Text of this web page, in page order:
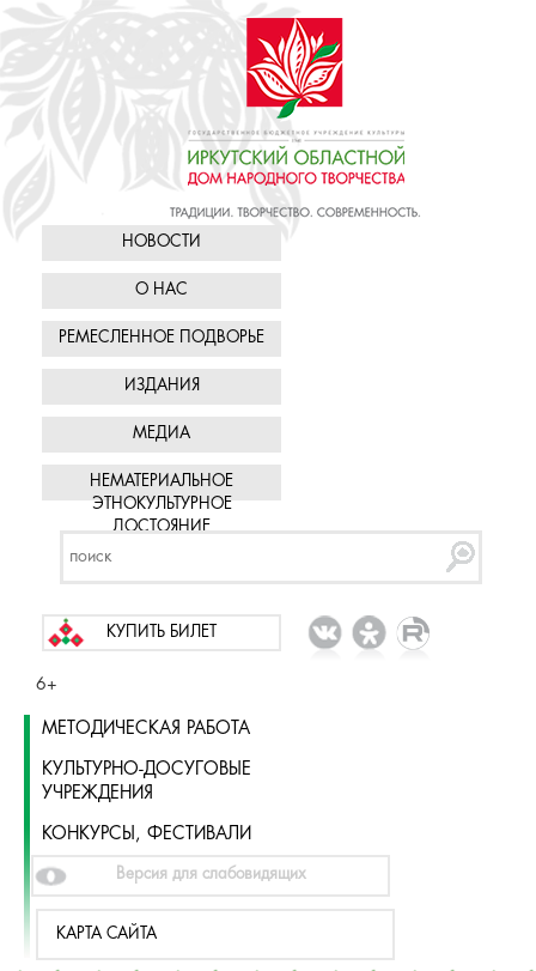
НОВОСТИ
О НАС
РЕМЕСЛЕННОЕ ПОДВОРЬЕ
ИЗДАНИЯ
МЕДИА
НЕМАТЕРИАЛЬНОЕ
ЭТНОКУЛЬТУРНОЕ
ДОСТОЯНИЕ
КУПИТЬ БИЛЕТ
6+
МЕТОДИЧЕСКАЯ РАБОТА
КУЛЬТУРНО-ДОСУГОВЫЕ
УЧРЕЖДЕНИЯ
КОНКУРСЫ, ФЕСТИВАЛИ
Версия для слабовидящих
КАРТА САЙТА